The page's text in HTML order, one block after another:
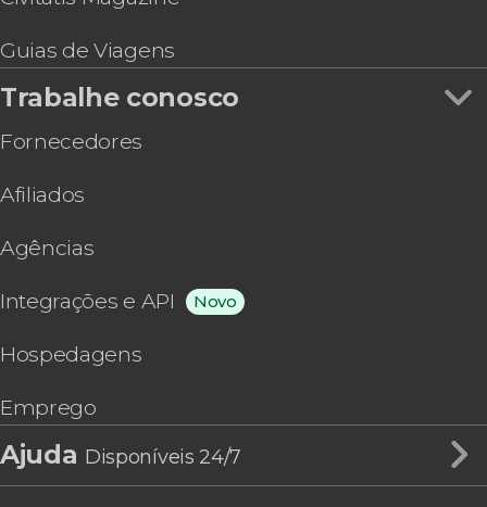
Guias de Viagens
Trabalhe conosco
Fornecedores
Afiliados
Agências
Integrações e API Novo
Hospedagens
Emprego
Ajuda Disponíveis 24/7